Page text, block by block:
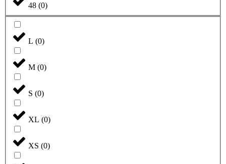
48 (0)
L (0)
M (0)
S (0)
XL (0)
XS (0)